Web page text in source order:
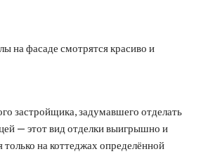
на фасаде смотрятся красиво и
застройщика, задумавшего отделать
— этот вид отделки выигрышно и
на коттеджах определённой